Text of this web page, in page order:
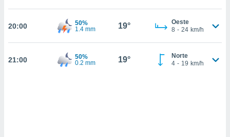
de
20:00
50%
1.4 mm
19°
Oeste
8 - 24 km/h
21:00
50%
0.2 mm
19°
Norte
4 - 19 km/h